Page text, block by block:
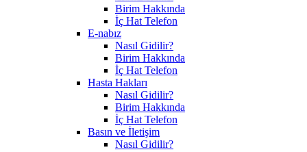
Birim Hakkında
İç Hat Telefon
E-nabız
Nasıl Gidilir?
Birim Hakkında
İç Hat Telefon
Hasta Hakları
Nasıl Gidilir?
Birim Hakkında
İç Hat Telefon
Basın ve İletişim
Nasıl Gidilir?